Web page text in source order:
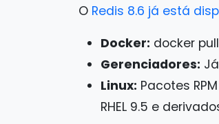
O Redis 8.6 já está
Docker: docker
Gerenciadores:
Linux: Pacotes
RHEL 9.5 e